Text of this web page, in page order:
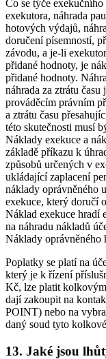
Co se týče
exekutora, náhrada
hotových výdajů,
doručení písemností,
závodu, a je-li
přidané hodnoty, je
přidané hodnoty.
náhrada za ztrátu
prováděcím právním
a ztrátu času
této skutečnosti musí
Náklady exekuce a
základě příkazu k
způsobů určených v
ukládající zaplacení
náklady oprávněného
exekuce, který doručí
Náklad exekuce hradí
na náhradu nákladů
Náklady oprávněného
Poplatky se platí na
který je k řízení
Kč, lze platit
dají zakoupit na
POINT) nebo na
daný soud tyto
13. Jaké jsou